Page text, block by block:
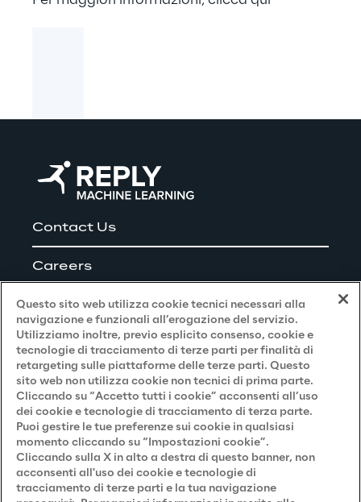
Contact Us
Careers
Privacy and Legal
Privacy & Cookie Policy
Privacy Notice(Candidato)
Privacy Notice(Cliente)
Privacy Notice(Fornitore)
Questo sito web utilizza cookie tecnici necessari alla
navigazione e funzionali all’erogazione del servizio.
Utilizziamo inoltre, previo esplicito consenso, cookie e
tecnologie di tracciamento di terze parti per finalità di
retargeting sulle piattaforme delle terze parti. Questo
sito web non utilizza cookie non tecnici di prima parte.
Cliccando su “Accetto tutti i cookie” acconsenti all’uso
dei cookie e tecnologie di tracciamento di terza parte.
Puoi gestire le tue preferenze sui cookie in qualsiasi
momento cliccando su “Impostazioni cookie”.
Cliccando sulla X in alto a destra di questo banner, non
acconsenti all'uso dei cookie e tecnologie di
tracciamento di terze parti e la tua navigazione